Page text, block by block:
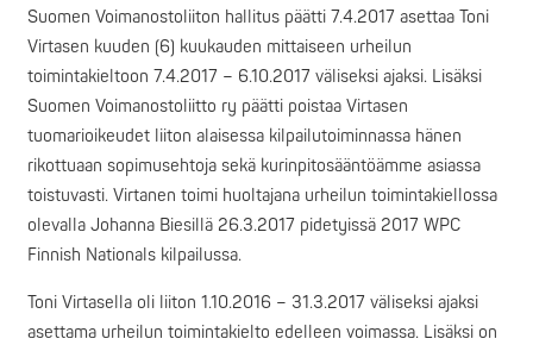
Suomen Voimanostoliiton hallitus päätti 7.4.2017 asettaa Toni
Virtasen kuuden (6) kuukauden mittaiseen urheilun
toimintakieltoon 7.4.2017 – 6.10.2017 väliseksi ajaksi. Lisäksi
Suomen Voimanostoliitto ry päätti poistaa Virtasen
tuomarioikeudet liiton alaisessa kilpailutoiminnassa hänen
rikottuaan sopimusehtoja sekä kurinpitosääntöämme asiassa
toistuvasti. Virtanen toimi huoltajana urheilun toimintakiellossa
olevalla Johanna Biesillä 26.3.2017 pidetyissä 2017 WPC
Finnish Nationals kilpailussa.
Toni Virtasella oli liiton 1.10.2016 – 31.3.2017 väliseksi ajaksi
asettama urheilun toimintakielto edelleen voimassa. Lisäksi on